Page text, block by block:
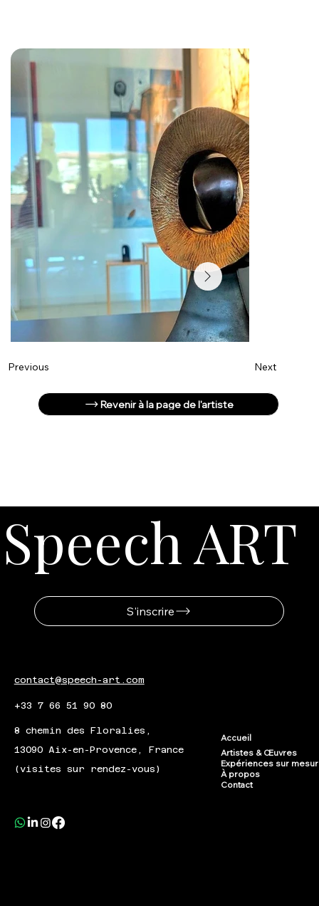
Previous Next
Revenir à la page de l'artiste
Speech ART
contact@speech-art.com
+33 7 66 51 90 80
8 chemin des Floralies,
13090 Aix-en-Provence, France
(visites sur rendez-vous)
Accueil
Artistes & Œuvres
Expériences sur
À propos
Contact
S'inscrire